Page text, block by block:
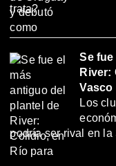
trata?
Se
River:
Vasco
Los
podría ser rival en la